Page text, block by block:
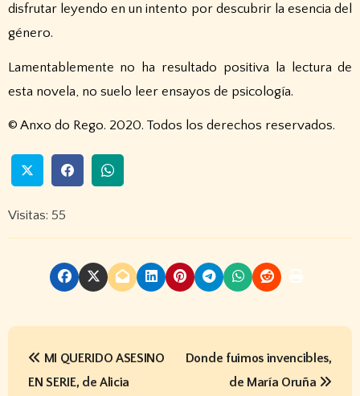
disfrutar leyendo en un intento por descubrir la esencia del
género.
Lamentablemente no ha resultado positiva la lectura de
esta novela, no suelo leer ensayos de psicología.
© Anxo do Rego. 2020. Todos los derechos reservados.
Visitas: 55
N
MI QUERIDO ASESINO
EN SERIE, de Alicia
Donde fuimos invencibles,
de María Oruña